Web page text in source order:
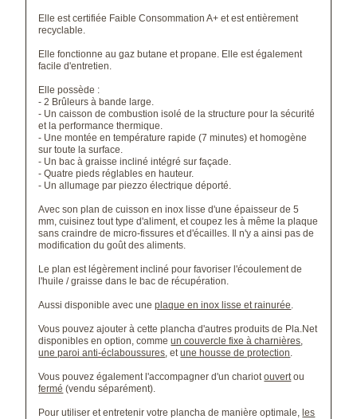
Elle est certifiée FaibleConsommation A+ et est entièrement
recyclable.
Elle fonctionne au gaz butane et propane Elle est également
facile d'entretien.
Elle possède :
-2 Brûleurs à bande large.
- Un caisson de combustion isolé de la structure pour la sécurité
et la performance thermique.
- Une montée en température rapide (7 minutes) et homogène
sur toute la surface.
- Un bac à graisse incliné intégré sur façade.
- Quatre pieds réglables en hauteur.
- Un allumage par piezzo électrique déporté.
Avec son plan de cuisson en inox lisse d'une épaisseur de 5
mm, cuisinez tout type d'aliment, et coupez les à même la plaque
sans craindre de micro-fissures et d'écailles. Il n'y a ainsi pas de
modification du goût des aliments.
Le plan est légèrement incliné pour favoriser l'écoulement de
l'huile / graisse dans le bac de récupération.
Aussi disponible avec uneplaque en inox lisse et rainurée
Vous pouvez ajouter à cette plancha d'autres produits de Pla.Net
disponibles en option, commeun couvercle fixe à charnières
une paroi anti-éclaboussures , etune housse de protection
Vous pouvez également l'accompagner d'un chariotouvert ou
fermé (vendu séparément).
Pour utiliser et entretenir votre plancha de manière optimale,les